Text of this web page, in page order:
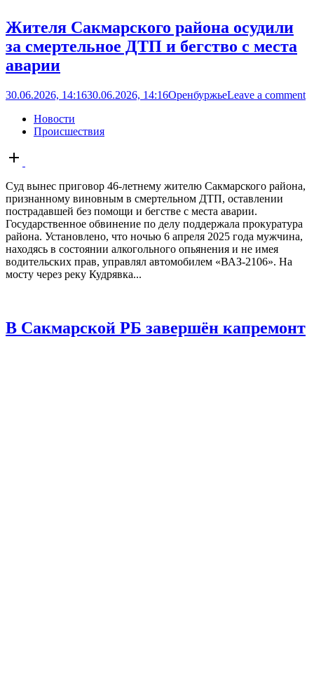
Жителя Сакмарского района осудили
за смертельное ДТП и бегство с места
аварии
30.06.2026, 14:1630.06.2026, 14:16ОренбуржьеLeave a comment
Новости
Происшествия
Open
post
Суд вынес приговор 46-летнему жителю Сакмарского района,
признанному виновным в смертельном ДТП, оставлении
пострадавшей без помощи и бегстве с места аварии.
Государственное обвинение по делу поддержала прокуратура
района. Установлено, что ночью 6 апреля 2025 года мужчина,
находясь в состоянии алкогольного опьянения и не имея
водительских прав, управлял автомобилем «ВАЗ-2106». На
мосту через реку Кудрявка...
В Сакмарской РБ завершён капремонт